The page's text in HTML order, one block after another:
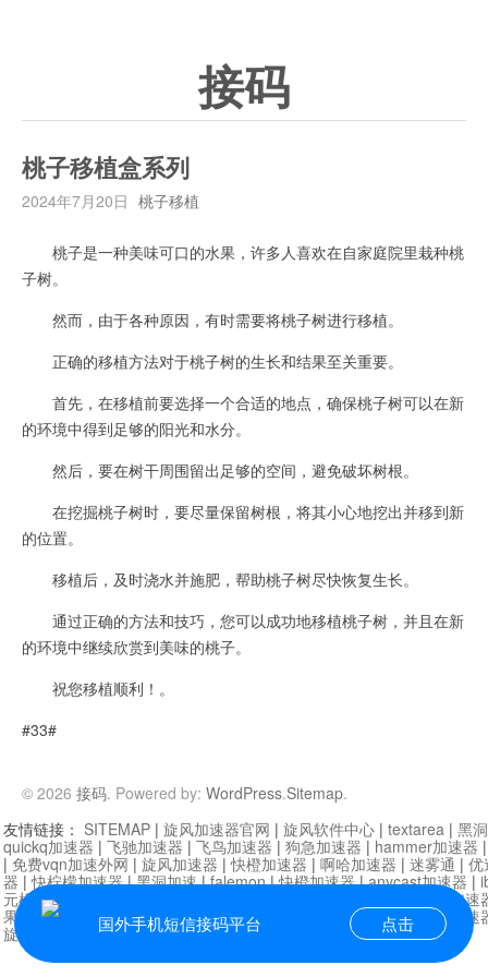
接码
桃子移植盒系列
2024年7月20日 桃子移植
桃子是一种美味可口的水果，许多人喜欢在自家庭院里栽种桃
子树。
然而，由于各种原因，有时需要将桃子树进行移植。
正确的移植方法对于桃子树的生长和结果至关重要。
首先，在移植前要选择一个合适的地点，确保桃子树可以在新
的环境中得到足够的阳光和水分。
然后，要在树干周围留出足够的空间，避免破坏树根。
在挖掘桃子树时，要尽量保留树根，将其小心地挖出并移到新
的位置。
移植后，及时浇水并施肥，帮助桃子树尽快恢复生长。
通过正确的方法和技巧，您可以成功地移植桃子树，并且在新
的环境中继续欣赏到美味的桃子。
祝您移植顺利！。
#33#
© 2026 接码. Powered by: WordPress.Sitemap.
国外手机短信接码平台 点击
友情链接： SITEMAP | 旋风加速器官网 | 旋风软件中心 | textarea | 黑
quickq加速器 | 飞驰加速器 | 飞鸟加速器 | 狗急加速器 | hammer加速器
| 免费vqn加速外网 | 旋风加速器 |快橙加速器 | 啊哈加速器 | 迷雾通 | 优
器 |快柠檬加速器|黑洞加速|falemon|快橙加速器|anycast加速器 |
元机场加速器
小牛加速
果加速器
黑洞加速|银河加速器|猎豹加速器 海鸥加速器|
芒果加速
旋风加速器度器|讯狗加速器|讯狗VPN